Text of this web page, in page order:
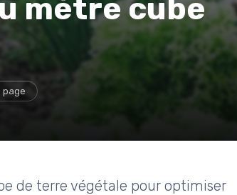
mètre cube
page
de terre végétale pour optimiser